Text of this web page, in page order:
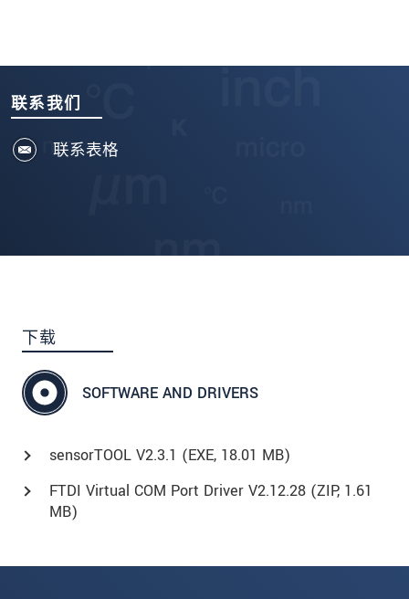
联系我们
联系表格
下载
SOFTWARE AND DRIVERS
sensorTOOL V2.3.1 (EXE, 18.01 MB)
FTDI Virtual COM Port Driver V2.12.28 (ZIP, 1.61
MB)